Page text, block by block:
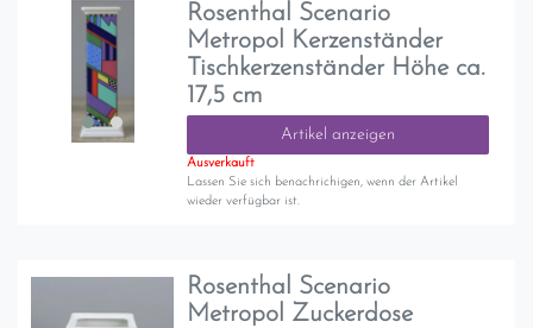
Rosenthal Scenario
Metropol Kerzenständer
Tischkerzenständer Höhe ca.
17,5 cm
Artikel anzeigen
Ausverkauft
Lassen Sie sich benachrichigen, wenn der Artikel
wieder verfügbar ist.
Rosenthal Scenario
Metropol Zuckerdose